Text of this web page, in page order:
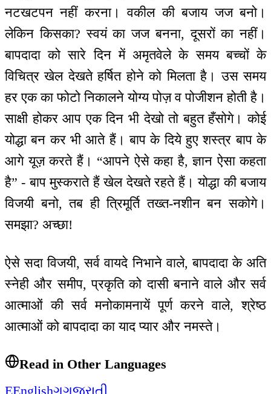
नटखटपन नहीं करना। वकील की बजाय जज बनो।
लेकिन किसका? स्वयं का जज बनना, दूसरों का नहीं।
बापदादा को सारे दिन में अमृतवेले के समय बच्चों के
विचित्र खेल देखते हर्षित होने को मिलता है। उस समय
हर एक का फोटो निकालने योग्य पोज़ व पोजीशन होती है।
साक्षी होकर आप एक दिन भी देखो तो बहुत हँसोगे। कोई
योद्धा बन कर भी आते हैं। बाप के दिये हुए शस्त्र बाप के
आगे यूज़ करते हैं। “आपने ऐसे कहा है, ज्ञान ऐसा कहता
है” - बाप मुस्कराते हैं खेल देखते रहते हैं। योद्धा की बजाय
विजयी बनो, तब ही त्रिमूर्ति तख्त-नशीन बन सकोगे।
समझा? अच्छा!
ऐसे सदा विजयी, सर्व वायदे निभाने वाले, बापदादा के अति
स्नेही और समीप, प्रकृति को दासी बनाने वाले और सर्व
आत्माओं की सर्व मनोकामनायें पूर्ण करने वाले, श्रेष्ठ
आत्माओं को बापदादा का याद प्यार और नमस्ते।
Read in Other Languages
EEnglishગગુજરાતી